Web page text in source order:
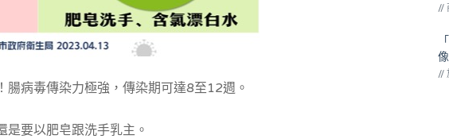
腸病毒傳染力極強，傳染期可達8至12週。
是要以肥皂跟洗手乳主。
//
像
//